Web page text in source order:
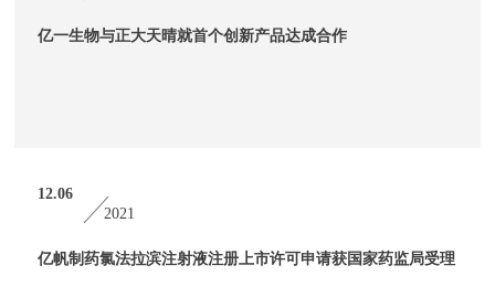
亿一生物与正大天晴就首个创新产品达成合作
12.06
2021
亿帆制药氯法拉滨注射液注册上市许可申请获国家药监局受理